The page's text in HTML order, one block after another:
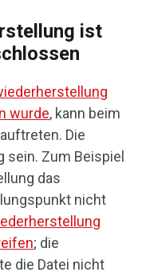
ist
wurde, kann beim
Die
sein. Zum Beispiel
das
nicht
; die
die Datei nicht